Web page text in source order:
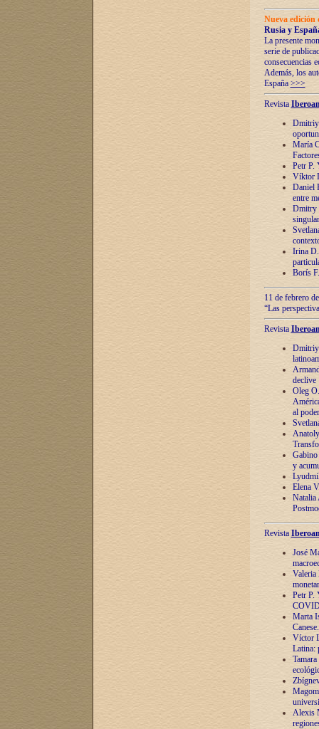
Nueva
Rusia y
La presente
serie de
consecuencias
Además, los
España >>>
Revista
Dmitriy
María
Petr P.
Víktor
Daniel
entre
Dmitry
Irina
Borís
11 de febrero
“Las
Revista
Dmitriy
declive
Oleg
al poder
y
Elena
Natalia
Revista
José
Valeria
Petr P.
Marta
Víctor
Latina:
Alexis